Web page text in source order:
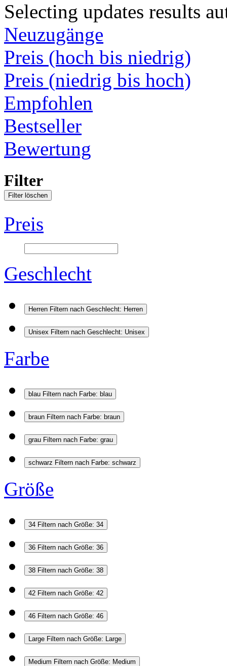
Selecting updates results
Neuzugänge
Preis (hoch bis niedrig)
Preis (niedrig bis hoch)
Empfohlen
Bestseller
Bewertung
Filter
Filter löschen
Preis
Geschlecht
Herren Filtern nach Geschlecht: Herren
Unisex Filtern nach Geschlecht: Unisex
Farbe
blau Filtern nach Farbe: blau
braun Filtern nach Farbe: braun
grau Filtern nach Farbe: grau
schwarz Filtern nach Farbe: schwarz
Größe
34 Filtern nach Größe: 34
36 Filtern nach Größe: 36
38 Filtern nach Größe: 38
42 Filtern nach Größe: 42
46 Filtern nach Größe: 46
Large Filtern nach Größe: Large
Medium Filtern nach Größe: Medium